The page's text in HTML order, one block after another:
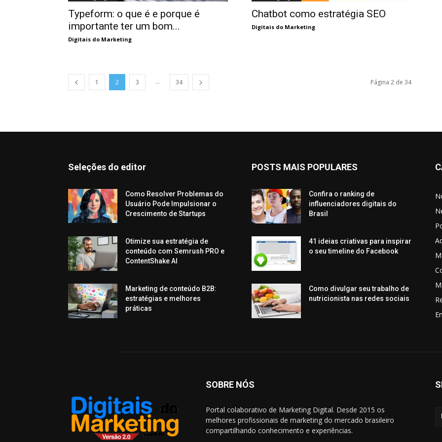
Typeform: o que é e porque é
importante ter um bom...
Digitais do Marketing
Chatbot como estratégia SEO
Digitais do Marketing
1 2 3 ... 34 Página 2 de 34
Seleções do editor
Como Resolver Problemas do
Usuário Pode Impulsionar o
Crescimento de Startups
Otimize sua estratégia de
conteúdo com Semrush PRO e
ContentShake AI
Marketing de conteúdo B2B:
estratégias e melhores
práticas
POSTS MAIS POPULARES
Confira o ranking de
influenciadores digitais do
Brasil
41 ideias criativas para inspirar
o seu timeline do Facebook
Como divulgar seu trabalho de
nutricionista nas redes sociais
SOBRE NÓS
Portal colaborativo de Marketing Digital. Desde 2015 os
melhores profissionais de marketing do mercado brasileiro
compartilhando conhecimento e experiências.